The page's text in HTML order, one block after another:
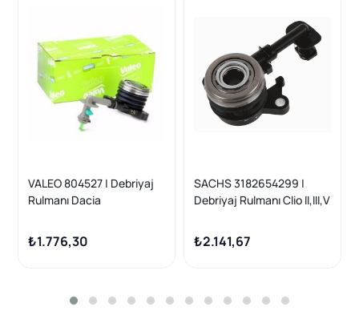
VALEO 804527 | Debriyaj
Rulmanı Dacia
an 1.5 dCi
₺1.776,30
SACHS 3182654299 |
Debriyaj Rulmanı Clio II,III,V
Dokker 12-Nissan Juke 12-
1.5 DCI 1.6
₺2.141,67